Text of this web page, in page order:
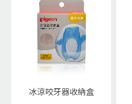
冰涼咬牙器收納盒